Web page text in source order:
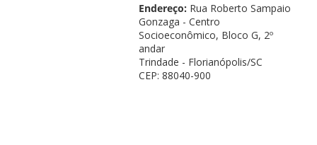
Endereço: Rua Roberto Sampaio
Gonzaga - Centro
Socioeconômico, Bloco G, 2º
andar
Trindade - Florianópolis/SC
CEP: 88040-900